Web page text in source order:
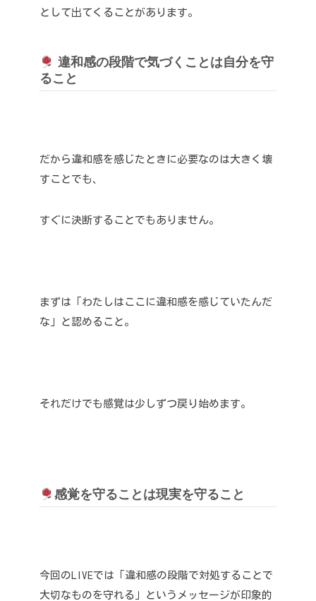
として出てくることがあります。
違和感の段階で気づくことは自分を守
ること
だから違和感を感じたときに必要なのは大きく壊
すことでも、
すぐに決断することでもありません。
まずは「わたしはここに違和感を感じていたんだ
な」と認めること。
それだけでも感覚は少しずつ戻り始めます。
感覚を守ることは現実を守ること
今回のLIVEでは「違和感の段階で対処することで
大切なものを守れる」というメッセージが印象的